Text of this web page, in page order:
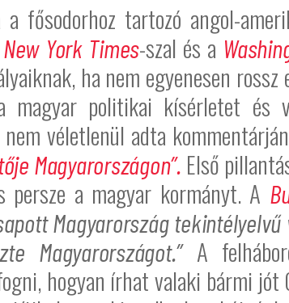
fősodorhoz tartozó angol-
New York Times-szal és a
ha nem egyenesen
magyar politikai kísérletet és
nem véletlenül adta
Magyarországon”. Első
a magyar kormányt. A
Magyarország
Magyarországot.”A
hogyan írhat valaki bármi